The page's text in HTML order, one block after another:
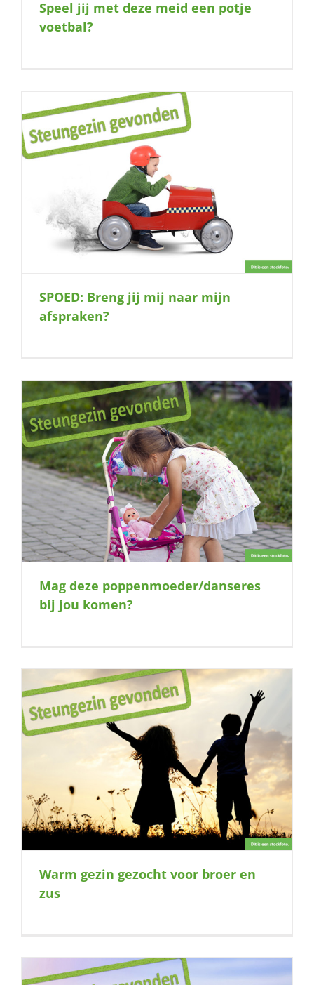
Speel jij met deze meid een potje
voetbal?
SPOED: Breng jij mij naar mijn
afspraken?
Mag deze poppenmoeder/danseres
bij jou komen?
Warm gezin gezocht voor broer en
zus